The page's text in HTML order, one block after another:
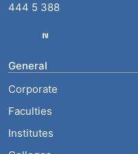
444 5 388
General
Corporate
Faculties
Institutes